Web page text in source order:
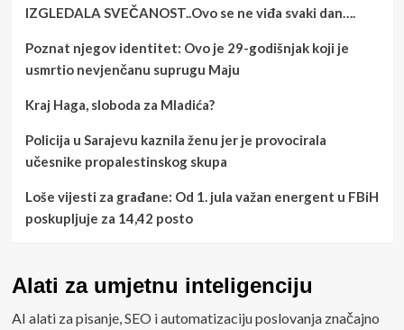
IZGLEDALA SVEČANOST..Ovo se ne viđa svaki dan….
Poznat njegov identitet: Ovo je 29-godišnjak koji je
usmrtio nevjenčanu suprugu Maju
Kraj Haga, sloboda za Mladića?
Policija u Sarajevu kaznila ženu jer je provocirala
učesnike propalestinskog skupa
Loše vijesti za građane: Od 1. jula važan energent u FBiH
poskupljuje za 14,42 posto
Alati za umjetnu inteligenciju
AI alati za pisanje, SEO i automatizaciju poslovanja značajno